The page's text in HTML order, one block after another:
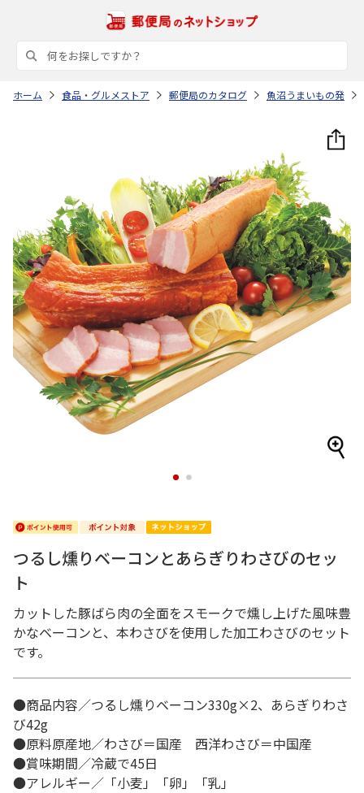
ホーム 食品・グルメストア 郵便局のカタログ 魚沼うまいもの発
1 2
つるし燻りベーコンとあらぎりわさびのセッ
ト
カットした豚ばら肉の全面をスモークで燻し上げた風味豊
かなベーコンと、本わさびを使用した加工わさびのセット
です。
●商品内容／つるし燻りベーコン330g×2、あらぎりわさ
び42g
●原料原産地／わさび＝国産 西洋わさび＝中国産
●賞味期間／冷蔵で45日
●アレルギー／「小麦」「卵」「乳」